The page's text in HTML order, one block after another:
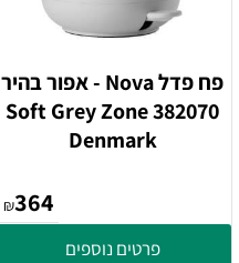
פח פדל Nova - אפור בהיר
382070 Soft Grey Zone
Denmark
₪364
פרטים נוספים